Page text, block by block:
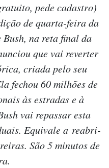
pede cadastro)
de quarta-feira da
Bush, na reta final da
que vai reverter
criada pelo seu
fechou 60 milhões de
às estradas e à
vai repassar esta
Equivale a reabri-
São 5 minutos de